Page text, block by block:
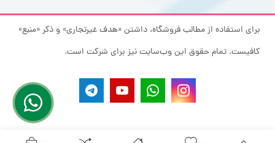
برای استفاده از مطالب فروشگاه، داشتن «هدف غیرتجاری» و ذکر «منبع»
کافیست. تمام حقوق اين وب‌سايت نیز برای شرکت است.